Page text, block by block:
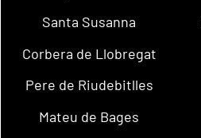
Santa Susanna
Corbera de Llobregat
Pere de Riudebitlles
Mateu de Bages